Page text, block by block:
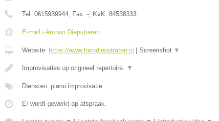
Tel: 0615939944, Fax: -, KvK: 84538333
E-mail › Antoon Diepstraten
Website: https://www.toondiepstraten.nl Screenshot ▼
Improvisaties op origineel repertoire. ▼
Diensten: piano improvisatie
Er wordt gewerkt op afspraak.